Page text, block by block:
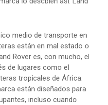
medio de transporte en
están en mal estado o
Rover es, con mucho, el
de lugares como el
tropicales de África.
están diseñados para
incluso cuando